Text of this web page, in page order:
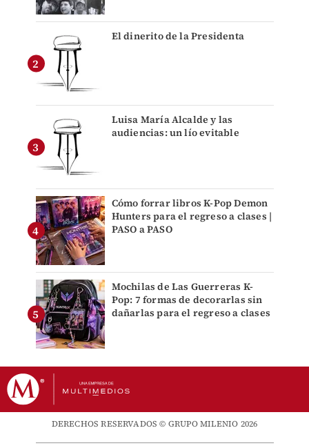
El dinerito de la Presidenta
Luisa María Alcalde y las
audiencias: un lío evitable
Cómo forrar libros K-Pop Demon
Hunters para el regreso a clases |
PASO a PASO
Mochilas de Las Guerreras K-
Pop: 7 formas de decorarlas sin
dañarlas para el regreso a clases
DERECHOS RESERVADOS © GRUPO MILENIO 2026